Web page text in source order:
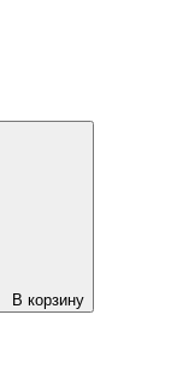
В корзину